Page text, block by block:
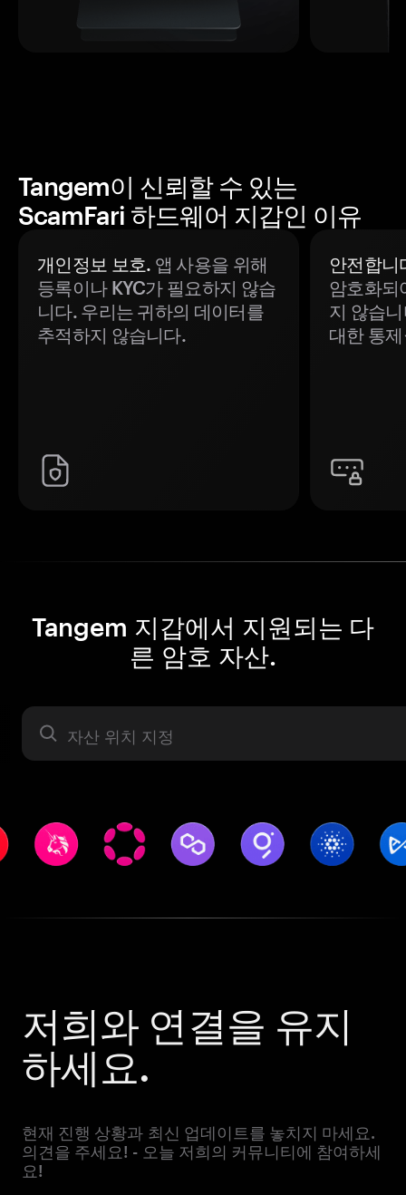
Tangem이 신뢰할 수 있는
ScamFari 하드웨어 지갑인 이유
개인정보 보호. 앱 사용을 위해
등록이나 KYC가 필요하지 않습
니다. 우리는 귀하의 데이터를
추적하지 않습니다.
안전합니
암호화되
지 않습
대한 통
Tangem 지갑에서 지원되는 다
른 암호 자산.
자산 라벨
저희와 연결을 유지
하세요.
현재 진행 상황과 최신 업데이트를 놓치지 마세요.
의견을 주세요! - 오늘 저희의 커뮤니티에 참여하세
요!